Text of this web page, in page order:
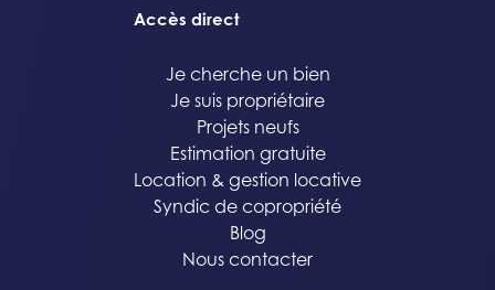
Accès direct
Je cherche un bien
Je suis propriétaire
Projets neufs
Estimation gratuite
Location & gestion locative
Syndic de copropriété
Blog
Nous contacter